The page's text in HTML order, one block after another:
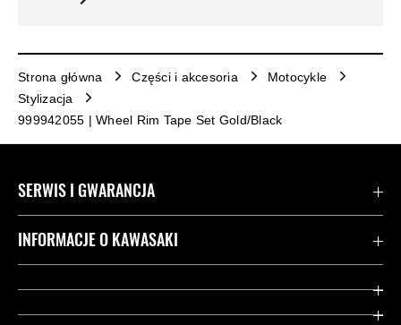
Strona główna Części i akcesoria
Motocykle
Stylizacja
999942055 | Wheel Rim Tape Set Gold/Black
SERWIS I GWARANCJA
Kontakt
Przydatne strony
INFORMACJE O KAWASAKI
Dziedzictwo Kawasaki